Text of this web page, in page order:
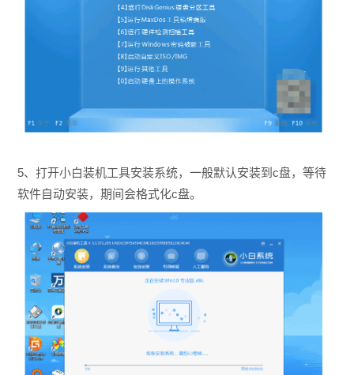
5、打开小白装机工具安装系统，一般默认安装到c盘，等待
软件自动安装， 期间会格式化c盘。